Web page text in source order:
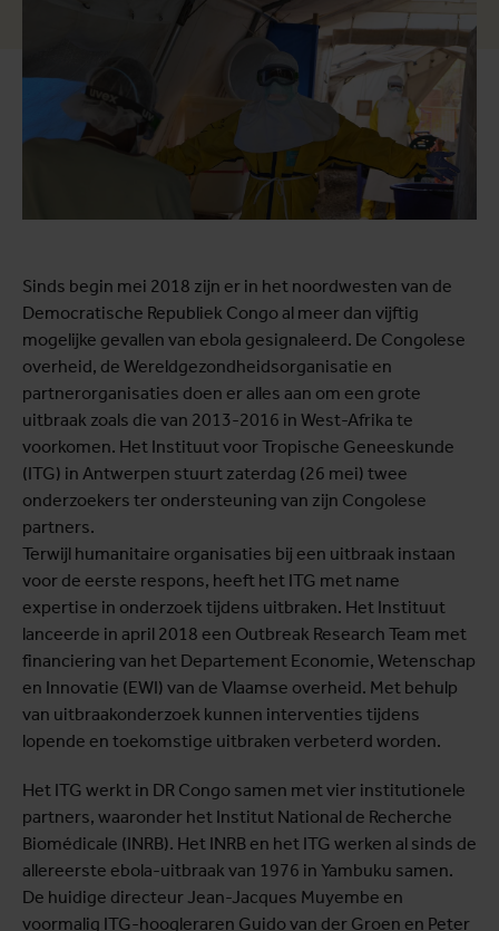
Sinds begin mei 2018 zijn er in het noordwesten van de
Democratische Republiek Congo al meer dan vijftig
mogelijke gevallen van ebola gesignaleerd. De Congolese
overheid, de Wereldgezondheidsorganisatie en
partnerorganisaties doen er alles aan om een grote
uitbraak zoals die van 2013-2016 in West-Afrika te
voorkomen. Het Instituut voor Tropische Geneeskunde
(ITG) in Antwerpen stuurt zaterdag (26 mei) twee
onderzoekers ter ondersteuning van zijn Congolese
partners.
Terwijl humanitaire organisaties bij een uitbraak instaan
voor de eerste respons, heeft het ITG met name
expertise in onderzoek tijdens uitbraken. Het Instituut
lanceerde in april 2018 een Outbreak Research Team met
financiering van het Departement Economie, Wetenschap
en Innovatie (EWI) van de Vlaamse overheid. Met behulp
van uitbraakonderzoek kunnen interventies tijdens
lopende en toekomstige uitbraken verbeterd worden.
Het ITG werkt in DR Congo samen met vier institutionele
partners, waaronder het Institut National de Recherche
Biomédicale (INRB). Het INRB en het ITG werken al sinds de
allereerste ebola-uitbraak van 1976 in Yambuku samen.
De huidige directeur Jean-Jacques Muyembe en
voormalig ITG-hoogleraren Guido van der Groen en Peter